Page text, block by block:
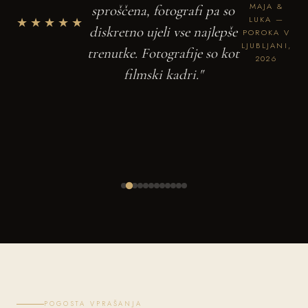
★★★★★
sproščena, fotografi pa so
diskretno ujeli vse najlepše
trenutke. Fotografije so kot
filmski kadri."
MAJA &
LUKA —
POROKA V
LJUBLJANI,
2026
POGOSTA VPRAŠANJA